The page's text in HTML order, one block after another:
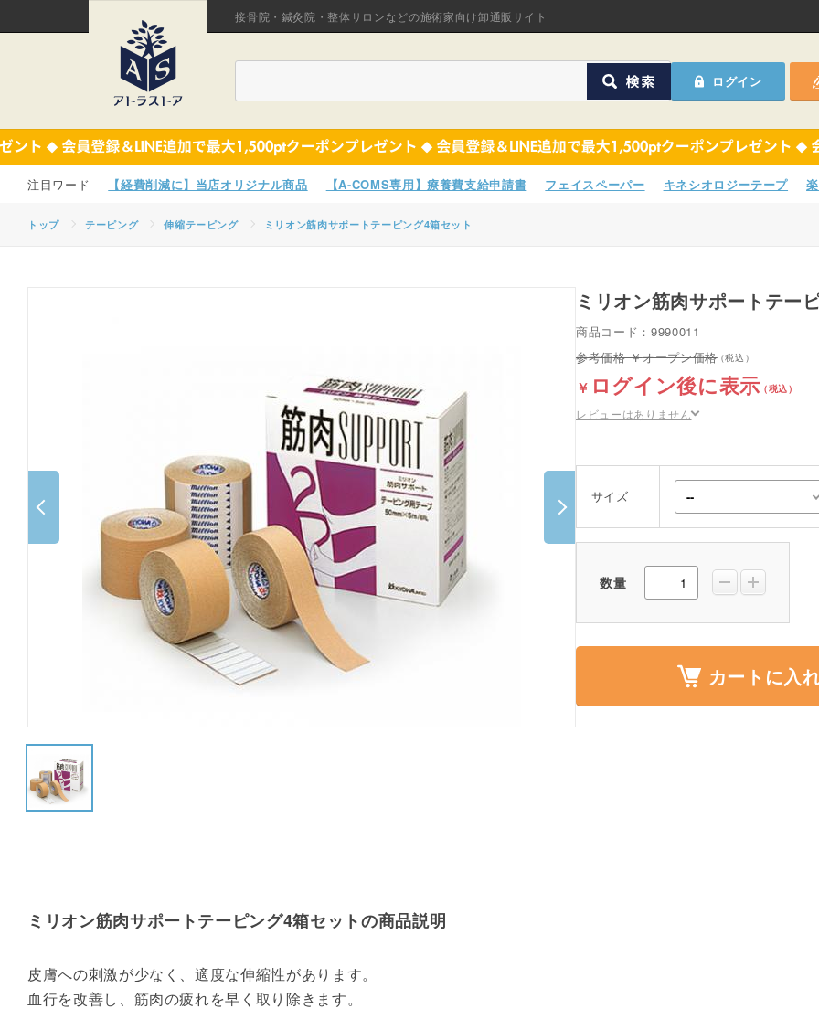
接骨院・鍼灸院・整体サロンなどの施術家向け卸通販サイト
ログイン
オリジナル商品
サポーター
院内消耗品
A-COMS
アウトレット
【経費削減に】当店オリジナル商品 【A-COMS専用】療養費支給申請書 フェイスペーパー キネシオロジーテープ
トップ テーピング 伸縮テーピング ミリオン筋肉サポートテーピング4箱セット
ミリオン筋肉サポートテー
商品コード：9990011
オープン価格
ログイン後に表示
レビューはありません
サイズ
数量
カートに入
ミリオン筋肉サポートテーピング4箱セットの商品説明
皮膚への刺激が少なく、適度な伸縮性があります。
血行を改善し、筋肉の疲れを早く取り除きます。
ほねつぎHot
鍼灸用品
サポーター
ポスター・チラシ類
アウトレット